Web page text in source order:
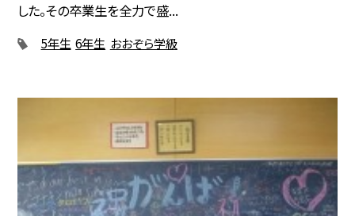
した。その卒業生を全力で盛...
5年生 6年生 おおぞら学級